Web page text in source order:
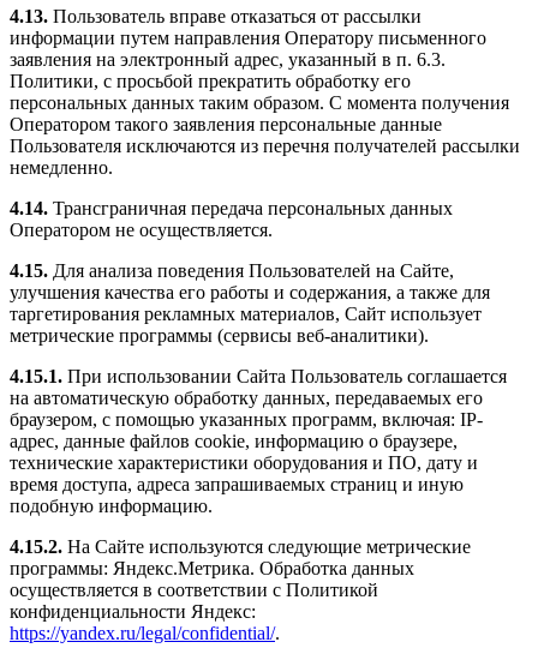
4.13. Пользователь вправе отказаться от рассылки
информации путем направления Оператору письменного
заявления на электронный адрес, указанный в п. 6.3.
Политики, с просьбой прекратить обработку его
персональных данных таким образом. С момента получения
Оператором такого заявления персональные данные
Пользователя исключаются из перечня получателей рассылки
немедленно.
4.14. Трансграничная передача персональных данных
Оператором не осуществляется.
4.15. Для анализа поведения Пользователей на Сайте,
улучшения качества его работы и содержания, а также для
таргетирования рекламных материалов, Сайт использует
метрические программы (сервисы веб-аналитики).
4.15.1. При использовании Сайта Пользователь соглашается
на автоматическую обработку данных, передаваемых его
браузером, с помощью указанных программ, включая: IP-
адрес, данные файлов cookie, информацию о браузере,
технические характеристики оборудования и ПО, дату и
время доступа, адреса запрашиваемых страниц и иную
подобную информацию.
4.15.2. На Сайте используются следующие метрические
программы: Яндекс.Метрика. Обработка данных
осуществляется в соответствии с Политикой
конфиденциальности Яндекс:
https://yandex.ru/legal/confidential/.